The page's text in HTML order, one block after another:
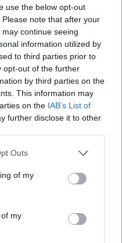
use the below opt-out
note that after your
continue seeing
information utilized by
to third parties prior to
opt-out of the further
by third parties on the
This information may
on the IAB’s List of
further disclose it to other
Outs
of my
my
Açoriana  Volume
no Encontro
Estarreja